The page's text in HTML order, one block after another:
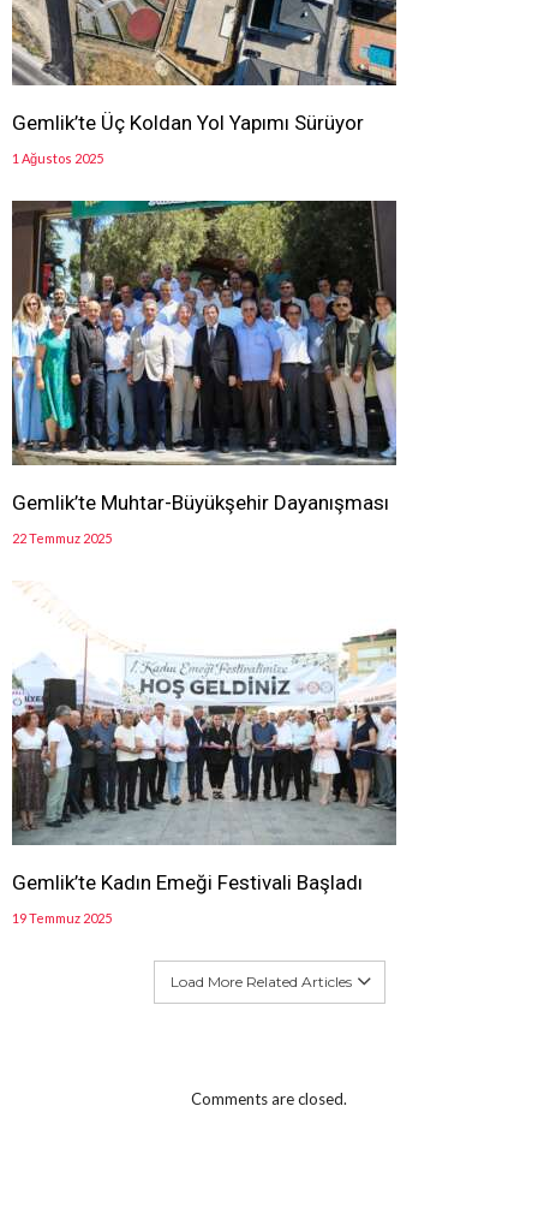
Gemlik’te Üç Koldan Yol Yapımı Sürüyor
1 Ağustos 2025
Gemlik’te Muhtar-Büyükşehir Dayanışması
22 Temmuz 2025
Gemlik’te Kadın Emeği Festivali Başladı
19 Temmuz 2025
Load More Related Articles
Comments are closed.